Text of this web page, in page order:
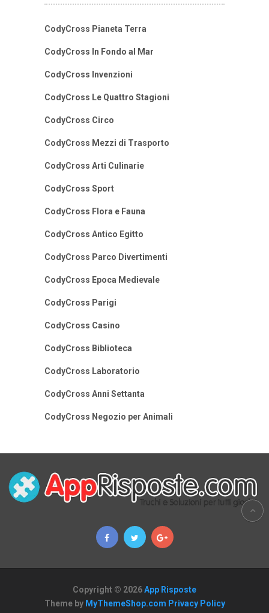
CodyCross Pianeta Terra
CodyCross In Fondo al Mar
CodyCross Invenzioni
CodyCross Le Quattro Stagioni
CodyCross Circo
CodyCross Mezzi di Trasporto
CodyCross Arti Culinarie
CodyCross Sport
CodyCross Flora e Fauna
CodyCross Antico Egitto
CodyCross Parco Divertimenti
CodyCross Epoca Medievale
CodyCross Parigi
CodyCross Casino
CodyCross Biblioteca
CodyCross Laboratorio
CodyCross Anni Settanta
CodyCross Negozio per Animali
Copyright © 2026App Risposte
Theme by MyThemeShop.com Privacy Policy